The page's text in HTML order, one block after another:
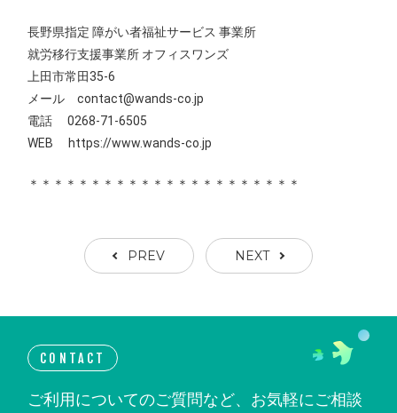
長野県指定 障がい者福祉サービス 事業所
就労移行支援事業所 オフィスワンズ
上田市常田35-6
メール contact@wands-co.jp
電話 0268-71-6505
WEB
https://www.wands-co.jp
＊＊＊＊＊＊＊＊＊＊＊＊＊＊＊＊＊＊＊＊＊＊
PREV NEXT
CONTACT
ご利用についてのご質問など、お気軽にご相談